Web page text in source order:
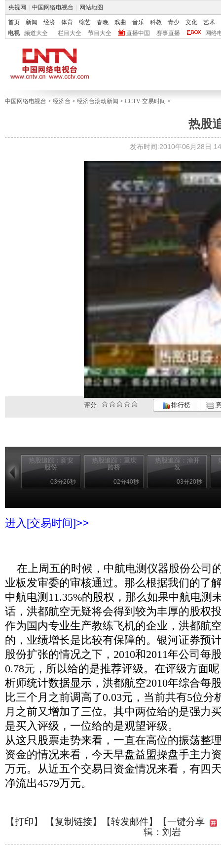
央视网 中国网络电视台 网站地图
首页 新闻 经济 体育 综艺 春晚 戏曲 音乐 科教 青少 文化
艺术
电视
频道大全 栏目大全 节目大全 直播中国 赛事直播 网络
中国网络电视台 > 经济台 > 经济台滚动新闻 > CCTV-交易时间 >
热股
发布时间:2010年06月28日
评分 排行榜
热股追踪：新安
股份
03分26秒
热股追踪：重庆
路桥
02分40秒
热股追踪：渝开
发
03分20秒
进入[交易时间]>>
在上周五的时候，中航电测仪器股份公司
业板发审委的审核通过。那么根据我们的了
中航电测 11.35%的股权，那么如果中航电测
话，洪都航空无疑将会得到较为丰厚的股权
作为国内专业生产教练飞机的企业，洪都航
的，业绩增长是比较有保障的。银河证券预
股份扩张的情况之下， 2010和2011年公司每
0.78元，所以给的是推荐评级。在评级方面
析师统计数据显示，洪都航空2010年综合每
比三个月之前调高了0.03元，当前共有5位分
月之前又增加了三位。其中两位给的是强力
是买入评级，一位给的是观望评级。
从这只股票走势来看，一直在高位的振荡整
资金的情况来看，今天早盘益盟操盘手主力
万元。从近五个交易日资金情况来看，有四
净流出4579万元。
【打印】 【复制链接】【转发邮件】【一键分享
辑：刘岩